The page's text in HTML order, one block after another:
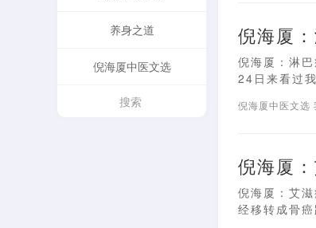
养身之道
倪海厦中医文选
倪海厦
倪海厦：淋
24日来看过
倪海厦中医文选
倪海厦
倪海厦：艾
经移转成骨